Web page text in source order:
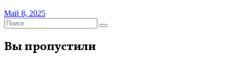
Май 8, 2025
Вы пропустили